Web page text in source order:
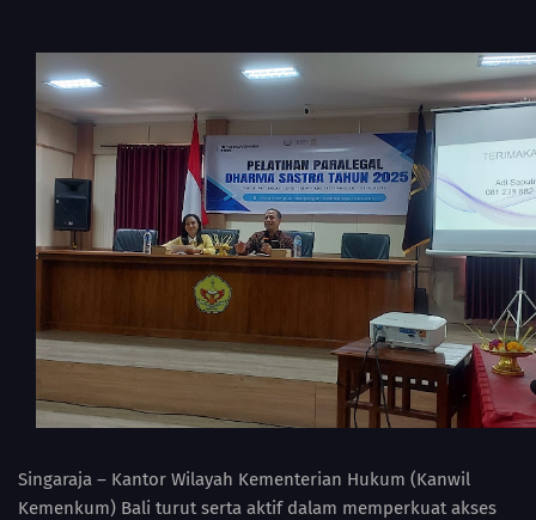
Singaraja – Kantor Wilayah Kementerian Hukum (Kanwil
Kemenkum) Bali turut serta aktif dalam memperkuat akses